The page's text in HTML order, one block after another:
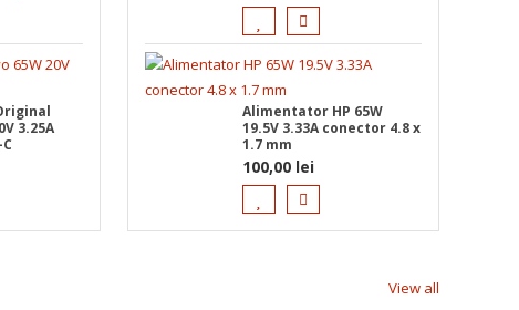
este:
135,00 lei.
3.25A
Alimentator HP 65W
19.5V 3.33A conector 4.8 x
1.7 mm
100,00 lei
View all